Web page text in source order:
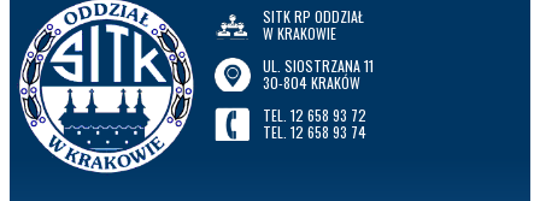
SITK RP ODDZIAŁ
W KRAKOWIE
UL. SIOSTRZANA 11
30-804 KRAKÓW
TEL. 12 658 93 72
TEL. 12 658 93 74